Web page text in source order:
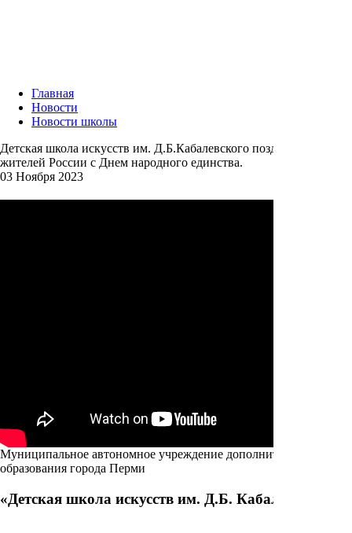
Главная
Новости
Новости школы
Детская школа искусств им. Д.Б.Кабалевского поздравляет
жителей России с Днем народного единства.
03 Ноября 2023
Муниципальное автономное учреждение дополнительного
образования города Перми
«Детская школа искусств им. Д.Б. Кабалевского»